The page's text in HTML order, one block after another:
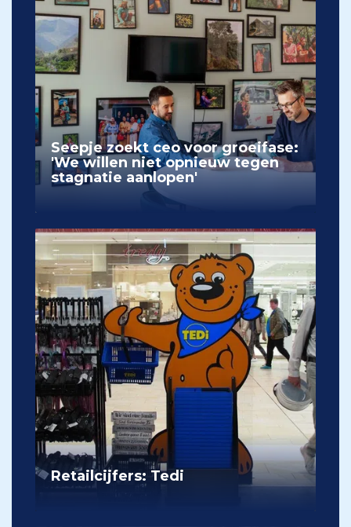
Seepje zoekt ceo voor groeifase:
'We willen niet opnieuw tegen
stagnatie aanlopen'
Retailcijfers: Tedi